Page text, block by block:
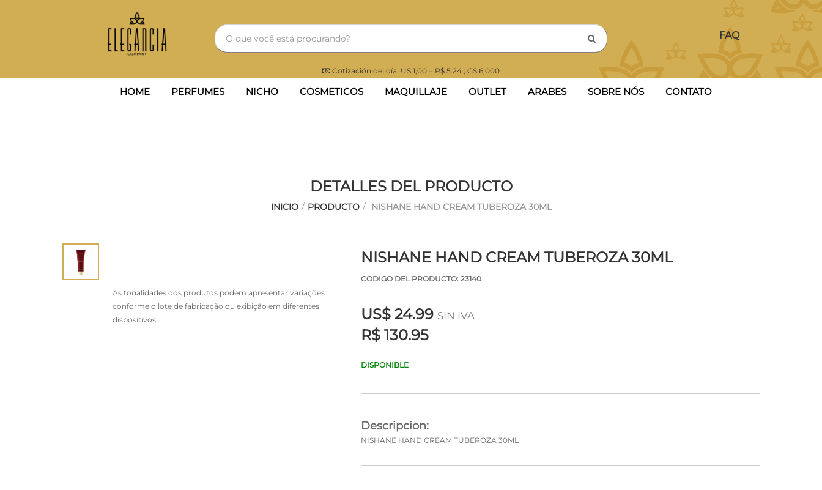
FAQ
Cotización del día: U$ 1,00 = R$ 5.24 ; GS 6,000
HOME PERFUMES NICHO COSMETICOS MAQUILLAJE OUTLET ARABES SOBRE NÓS CONTATO
DETALLES DEL PRODUCTO
INICIO / PRODUCTO / NISHANE HAND CREAM TUBEROZA 30ML
As tonalidades dos produtos podem apresentar variações
conforme o lote de fabricação ou exibição em diferentes
dispositivos.
NISHANE HAND CREAM TUBEROZA 30ML
CODIGO DEL PRODUCTO: 23140
US$24.99 SIN IVA
R$ 130.95
DISPONIBLE
Descripcion:
NISHANE HAND CREAM TUBEROZA 30ML